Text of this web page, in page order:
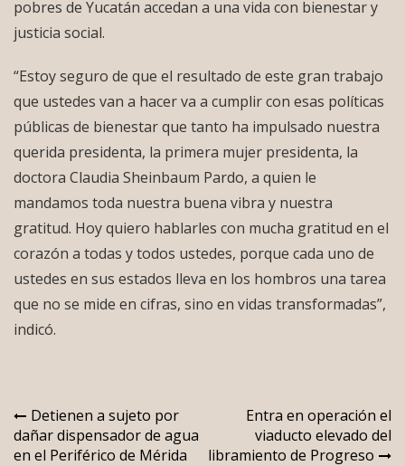
pobres de Yucatán accedan a una vida con bienestar y
justicia social.
“Estoy seguro de que el resultado de este gran trabajo
que ustedes van a hacer va a cumplir con esas políticas
públicas de bienestar que tanto ha impulsado nuestra
querida presidenta, la primera mujer presidenta, la
doctora Claudia Sheinbaum Pardo, a quien le
mandamos toda nuestra buena vibra y nuestra
gratitud. Hoy quiero hablarles con mucha gratitud en el
corazón a todas y todos ustedes, porque cada uno de
ustedes en sus estados lleva en los hombros una tarea
que no se mide en cifras, sino en vidas transformadas”,
indicó.
Navegación
de
Detienen a sujeto por
dañar dispensador de agua
en el Periférico de Mérida
Entra en operación el
viaducto elevado del
libramiento de Progreso